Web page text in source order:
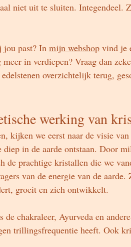
niet uit te sluiten. Integendeel.
jou past? In mijn webshop vind je
in verdiepen? Vraag dan
overzichtelijk terug,
werking van
kijken we eerst naar de visie van
in de aarde ontstaan. Door
de prachtige kristallen die we
van de energie van de aarde.
groeit en zich ontwikkelt.
chakraleer, Ayurveda en
trillingsfrequentie heeft. Ook